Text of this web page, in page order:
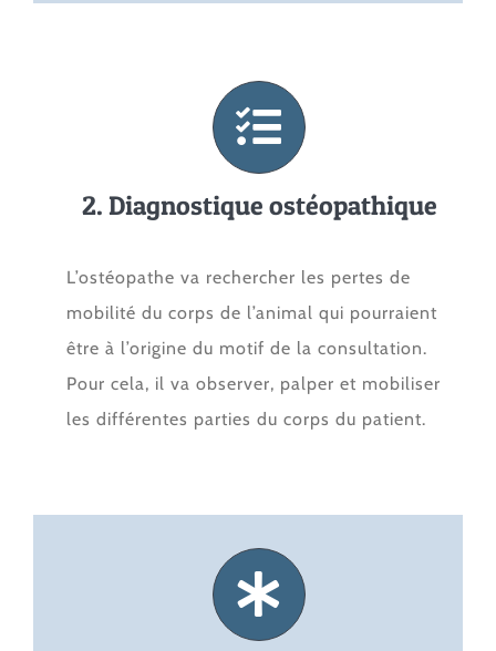
2. Diagnostique ostéopathique
L’ostéopathe va rechercher les pertes de
mobilité du corps de l’animal qui pourraient
être à l’origine du motif de la consultation.
Pour cela, il va observer, palper et mobiliser
les différentes parties du corps du patient.